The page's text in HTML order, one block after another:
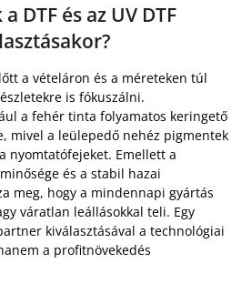
DTF és az UV DTF
a vételáron és a méreteken túl
is fókuszálni.
a fehér tinta folyamatos keringető
mivel a leülepedő nehéz pigmentek
nyomtatófejeket. Emellett a
és a stabil hazai
meg, hogy a mindennapi gyártás
váratlan leállásokkal teli. Egy
kiválasztásával a technológiai
a profitnövekedés